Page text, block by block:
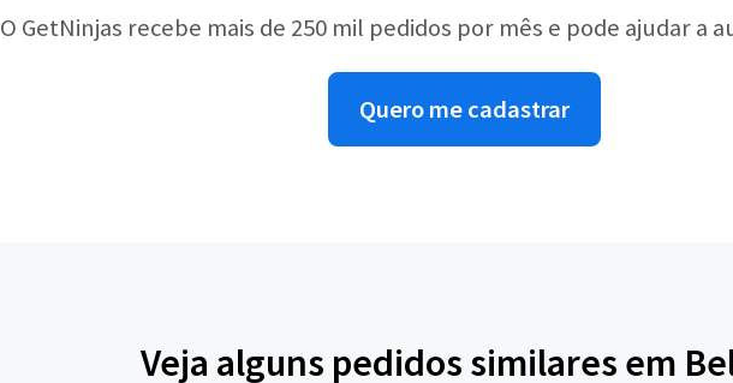
O GetNinjas recebe mais de 250 mil pedidos por mês e pode ajudar a
Quero me cadastrar
Veja alguns pedidos similares em